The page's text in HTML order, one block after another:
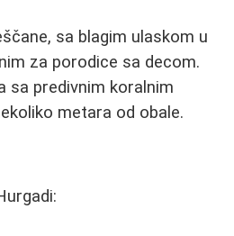
sa blagim ulaskom u
za porodice sa decom.
sa predivnim koralnim
metara od obale.